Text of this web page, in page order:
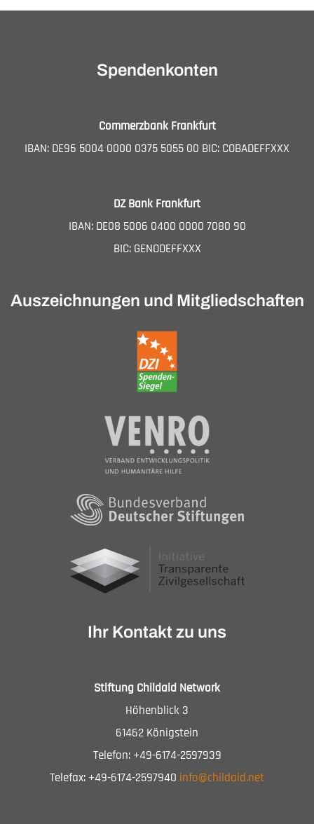
Spendenkonten
Commerzbank Frankfurt
IBAN: DE96 5004 0000 0375 5055 00 BIC: COBADEFFXXX
DZ Bank Frankfurt
IBAN: DE08 5006 0400 0000 7080 90
BIC: GENODEFFXXX
Auszeichnungen und Mitgliedschaften
Ihr Kontakt zu uns
Stiftung Childaid Network
Höhenblick 3
61462 Königstein
Telefon: +49-6174-2597939
Telefax: +49-6174-2597940 info@childaid.net